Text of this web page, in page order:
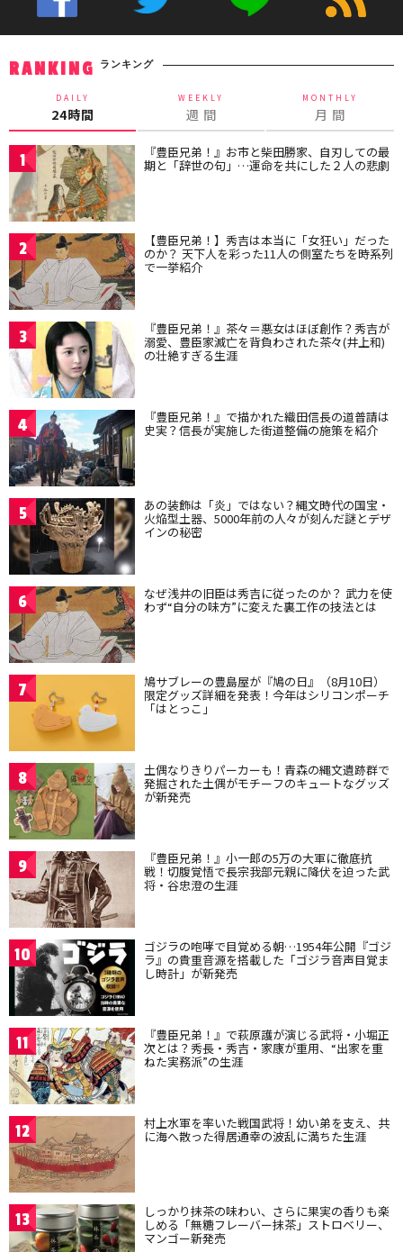
RANKING ランキング
DAILY
24時間
WEEKLY
週 間
MONTHLY
月 間
1 『豊臣兄弟！』お市と柴田勝家、自刃しての最
期と「辞世の句」…運命を共にした２人の悲劇
2 【豊臣兄弟！】秀吉は本当に「女狂い」だった
のか？ 天下人を彩った11人の側室たちを時系列
で一挙紹介
3 『豊臣兄弟！』茶々＝悪女はほぼ創作？秀吉が
溺愛、豊臣家滅亡を背負わされた茶々(井上和)
の壮絶すぎる生涯
4 『豊臣兄弟！』で描かれた織田信長の道普請は
史実？信長が実施した街道整備の施策を紹介
5 あの装飾は「炎」ではない？縄文時代の国宝・
火焔型土器、5000年前の人々が刻んだ謎とデザ
インの秘密
6 なぜ浅井の旧臣は秀吉に従ったのか？ 武力を使
わず“自分の味方”に変えた裏工作の技法とは
7 鳩サブレーの豊島屋が『鳩の日』（8月10日）
限定グッズ詳細を発表！今年はシリコンポーチ
「はとっこ」
8 土偶なりきりパーカーも！青森の縄文遺跡群で
発掘された土偶がモチーフのキュートなグッズ
が新発売
9 『豊臣兄弟！』小一郎の5万の大軍に徹底抗
戦！切腹覚悟で長宗我部元親に降伏を迫った武
将・谷忠澄の生涯
10 ゴジラの咆哮で目覚める朝…1954年公開『ゴジ
ラ』の貴重音源を搭載した「ゴジラ音声目覚ま
し時計」が新発売
11 『豊臣兄弟！』で萩原護が演じる武将・小堀正
次とは？秀長・秀吉・家康が重用、“出家を重
ねた実務派”の生涯
12 村上水軍を率いた戦国武将！幼い弟を支え、共
に海へ散った得居通幸の波乱に満ちた生涯
13 しっかり抹茶の味わい、さらに果実の香りも楽
しめる「無糖フレーバー抹茶」ストロベリー、
マンゴー新発売